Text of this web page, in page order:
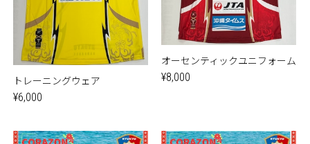
トレーニングウェア
¥6,000
オーセンティックユニフォーム
¥8,000